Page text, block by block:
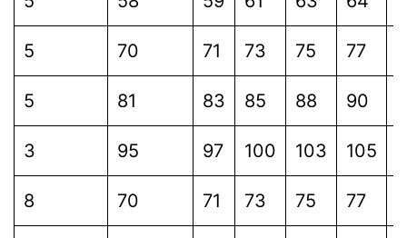
5 70 71 73 75 77
5 81 83 85 88 90
3 95 97 100 103 105
8 70 71 73 75 77